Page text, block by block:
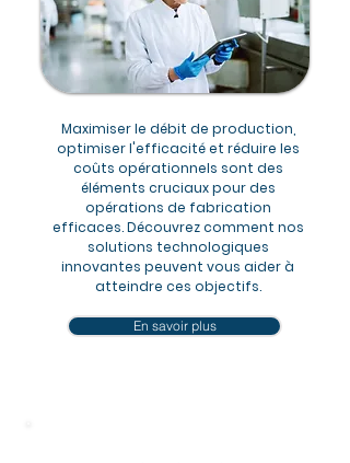
Maximiser le débit de production,
optimiser l'efficacité et réduire les
coûts opérationnels sont des
éléments cruciaux pour des
opérations de fabrication
efficaces. Découvrez comment nos
solutions technologiques
innovantes peuvent vous aider à
atteindre ces objectifs.
En savoir plus